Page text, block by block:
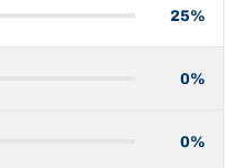
25%
0%
0%